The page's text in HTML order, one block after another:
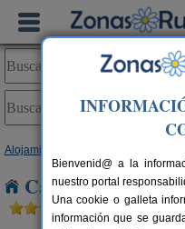
Alojamientos
Casas Rurales
Bienvenid@ a la
nuestro portal
Una cookie o galleta
información que se